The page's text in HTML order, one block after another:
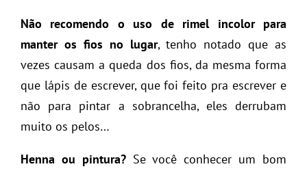
Não recomendo o uso de rimel incolor para
manter os fios no lugar, tenho notado que as
vezes causam a queda dos fios, da mesma forma
que lápis de escrever, que foi feito pra escrever e
não para pintar a sobrancelha, eles derrubam
muito os pelos…
Henna ou pintura?Se você conhecer um bom